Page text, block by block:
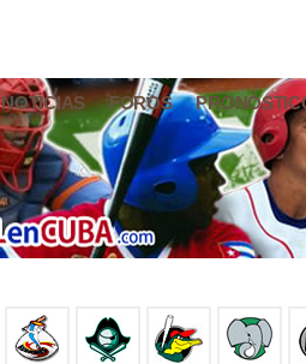
NOTICIAS FOROS